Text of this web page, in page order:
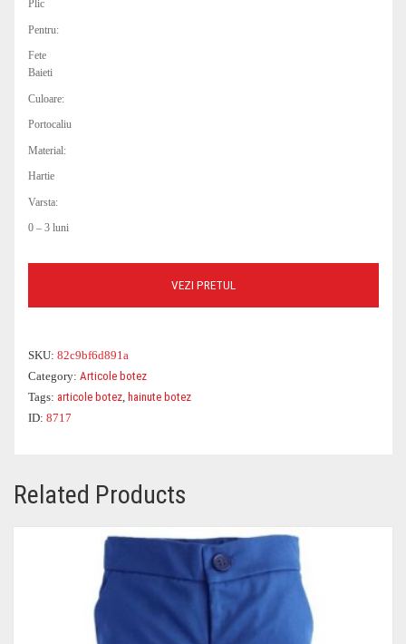
COSTUME DE BAIE
Plic
Pentru:
Fete
Baieti
Culoare:
Portocaliu
Material:
Hartie
Varsta:
0 – 3 luni
VEZI PRETUL
SKU: 82c9bf6d891a
Category: Articole botez
Tags: articole botez, hainute botez
ID: 8717
Related Products